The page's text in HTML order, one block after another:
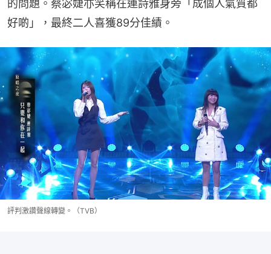
的問題。蔡宓婕亦笑稱在連詩雅身旁「成個人氣質都
好啲」，最終二人喜獲89分佳績。
評判激讚聲線轉變。（TVB）